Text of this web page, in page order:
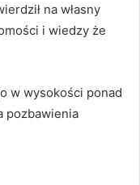
na własny
i wiedzy że
w wysokości ponad
pozbawienia